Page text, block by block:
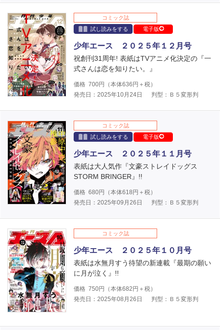
コミック誌
試し読みをする
電子版
少年エース ２０２５年１２月号
祝創刊31周年! 表紙はTVアニメ化決定の『一
式さんは恋を知りたい。』
価格 700円（本体636 円＋税）
発売日：2025年10月24日
判型：Ｂ５変形判
コミック誌
試し読みをする
電子版
少年エース ２０２５年１１月号
表紙は大人気作『文豪ストレイドッグス
STORM BRINGER』!!
価格 680円（本体618 円＋税）
発売日：2025年09月26日
判型：Ｂ５変形判
コミック誌
少年エース ２０２５年１０月号
表紙は水無月すう待望の新連載『最期の願い
に月が泣く』!!
価格 750円（本体682 円＋税）
発売日：2025年08月26日
判型：Ｂ５変形判